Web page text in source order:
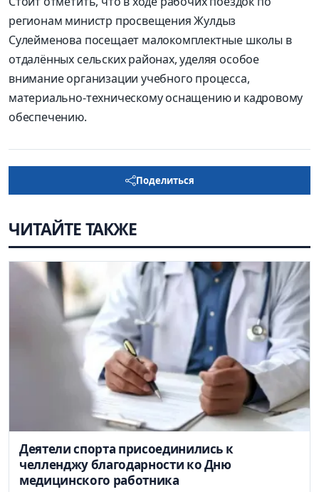
регионам министр просвещения Жулдыз
Сулейменова посещает малокомплектные школы в
отдалённых сельских районах, уделяя особое
внимание организации учебного процесса,
материально-техническому оснащению и кадровому
обеспечению.
Поделиться
ЧИТАЙТЕ ТАКЖЕ
Деятели спорта присоединились к
челленджу благодарности ко Дню
медицинского работника